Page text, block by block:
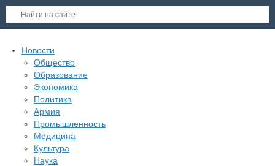
Новости
Общество
Образование
Экономика
Политика
Армия
Промышленность
Медицина
Культура
Наука